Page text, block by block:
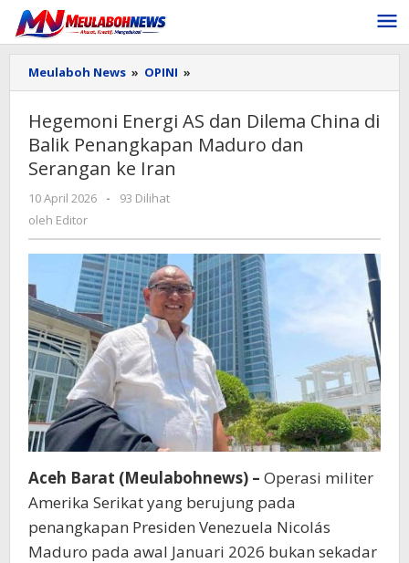
Lewati
konten
Meulaboh News » OPINI »
Energi
dan
Dilema
dan
Serangan
ke
Iran
Hegemoni Energi AS dan Dilema China di
Balik Penangkapan Maduro dan
Serangan ke Iran
10 April 2026
oleh
-
93 Dilihat
oleh Editor
Aceh Barat (Meulabohnews) – Operasi militer
Amerika Serikat yang berujung pada
penangkapan Presiden Venezuela Nicolás
Maduro pada awal Januari 2026 bukan sekadar